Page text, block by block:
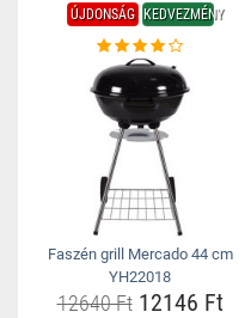
ÚJDONSÁG KEDVEZMÉNY
Faszén grill Mercado 44 cm
YH22018
12640 Ft12146 Ft